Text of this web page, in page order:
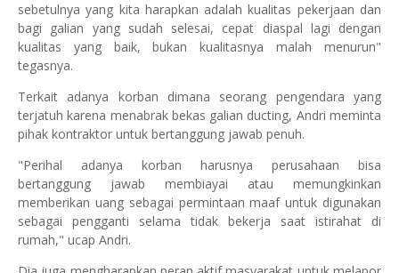
sebetulnya yang kita harapkan adalah kualitas pekerjaan dan
bagi galian yang sudah selesai, cepat diaspal lagi dengan
kualitas yang baik, bukan kualitasnya malah menurun"
tegasnya.
Terkait adanya korban dimana seorang pengendara yang
terjatuh karena menabrak bekas galian ducting, Andri meminta
pihak kontraktor untuk bertanggung jawab penuh.
"Perihal adanya korban harusnya perusahaan bisa
bertanggung jawab membiayai atau memungkinkan
memberikan uang sebagai permintaan maaf untuk digunakan
sebagai pengganti selama tidak bekerja saat istirahat di
rumah," ucap Andri.